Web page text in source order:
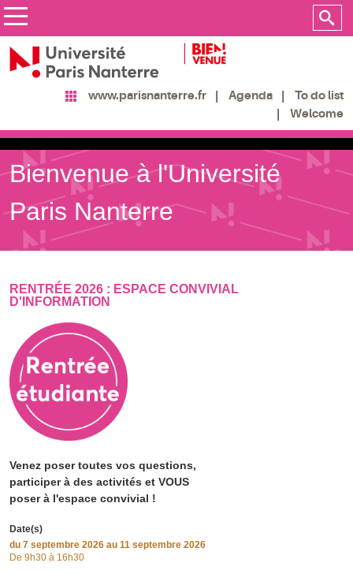
www.parisnanterre.fr Agenda
To do list
Welcome
Bienvenue à l'Université
Paris Nanterre
RENTRÉE 2026 : ESPACE CONVIVIAL
D'INFORMATION
Venez poser toutes vos questions,
participer à des activités et VOUS
poser à l'espace convivial !
Date(s)
du 7 septembre 2026 au 11 septembre 2026
De 9h30 à 16h30